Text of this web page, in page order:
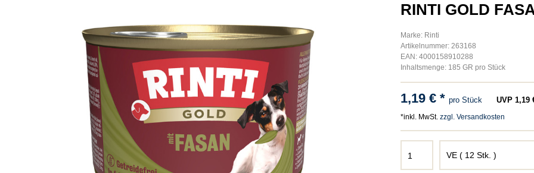
RINTI GOLD
Marke: Rinti
Artikelnummer: 263168
EAN: 4000158910288
Inhaltsmenge: 185 GR pro Stück
1,19 € * pro Stück UVP 1,19
*inkl. MwSt. zzgl. Versandkosten